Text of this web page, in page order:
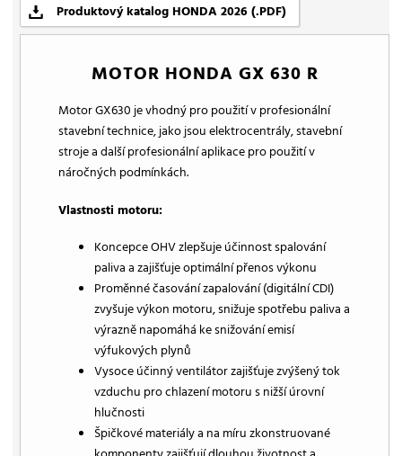
Produktový katalog HONDA 2026 (.PDF)
MOTOR HONDA GX 630 R
Motor GX630 je vhodný pro použití v profesionální
stavební technice, jako jsou elektrocentrály, stavební
stroje a další profesionální aplikace pro použití v
náročných podmínkách.
Vlastnosti motoru:
Koncepce OHV zlepšuje účinnost spalování
paliva a zajišťuje optimální přenos výkonu
Proměnné časování zapalování (digitální CDI)
zvyšuje výkon motoru, snižuje spotřebu paliva a
výrazně napomáhá ke snižování emisí
výfukových plynů
Vysoce účinný ventilátor zajišťuje zvýšený tok
vzduchu pro chlazení motoru s nižší úrovní
hlučnosti
Špičkové materiály a na míru zkonstruované